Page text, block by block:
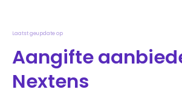
Laatst geupdate op
Aangifte
Nextens